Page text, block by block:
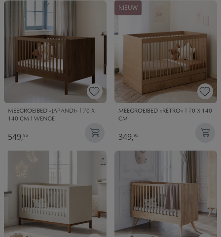
MEEGROEIBED «JAPANDI» | 70 X
140 CM | WENGE
549,95
NIEUW
MEEGROEIBED «RÉTRO» | 70 X 140
CM
349,95